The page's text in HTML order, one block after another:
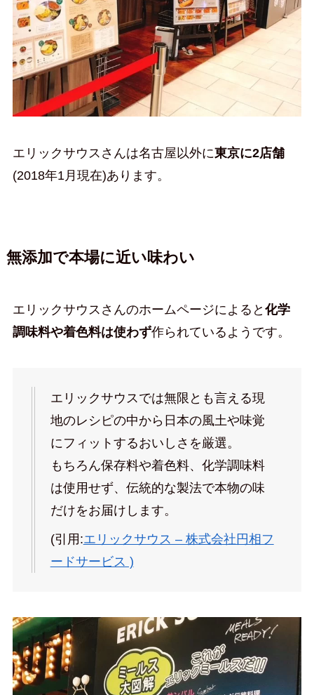
エリックサウスさんは名古屋以外に東京に2店舗
(2018年1月現在)あります。
無添加で本場に近い味わい
エリックサウスさんのホームページによると 化学
調味料や着色料は使わず作られているようです。
エリックサウスでは無限とも言える現
地のレシピの中から日本の風土や味覚
にフィットするおいしさを厳選。
もちろん保存料や着色料、化学調味料
は使用せず、伝統的な製法で本物の味
だけをお届けします。
(引用:エリックサウス – 株式会社円相フ
ードサービス )